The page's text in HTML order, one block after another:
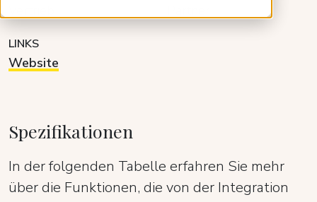
LINKS
Website
Spezifikationen
In der folgenden Tabelle erfahren Sie mehr
über die Funktionen, die von der Integration